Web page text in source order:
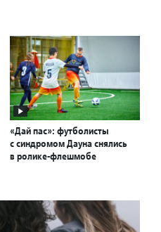
«Дай пас»: футболисты
с синдромом Дауна снялись
в ролике-флешмобе